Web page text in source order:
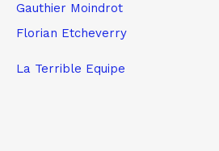
Gauthier Moindrot
Florian Etcheverry
La Terrible Equipe